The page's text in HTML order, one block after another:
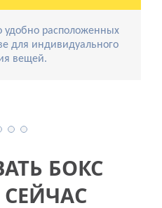
удобно расположенных
для индивидуального
вещей.
БОКС